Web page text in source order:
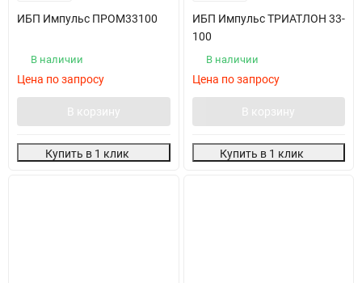
ИБП Импульс ПРОМ33100
В наличии
Цена по запросу
В корзину
Купить в 1 клик
ИБП Импульс ТРИАТЛОН 33-
100
В наличии
Цена по запросу
В корзину
Купить в 1 клик